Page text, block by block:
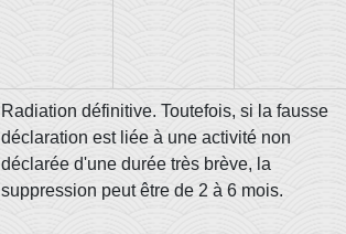
Radiation définitive. Toutefois, si la fausse
déclaration est liée à une activité non
déclarée d'une durée très brève, la
suppression peut être de 2 à 6 mois.